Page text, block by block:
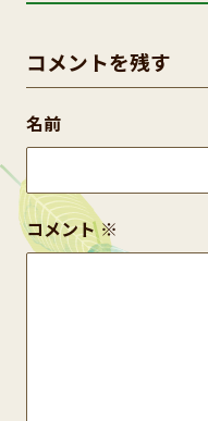
コメントを残す
コメント※
名前